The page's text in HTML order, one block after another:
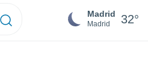
Madrid
Madrid 32°